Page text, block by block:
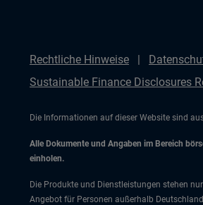
Rechtliche Hinweise
Sustainable Finance Disclosures
Die Informationen auf dieser Website sind
Alle Dokumente und Angaben im Bereich
einholen.
Die Produkte und Dienstleistungen stehen
Angebot für Personen außerhalb